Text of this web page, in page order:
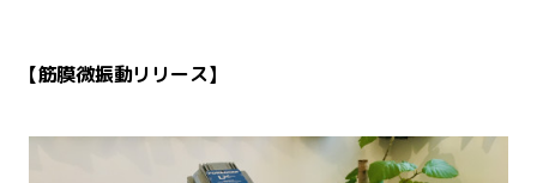
【筋膜微振動リリース】